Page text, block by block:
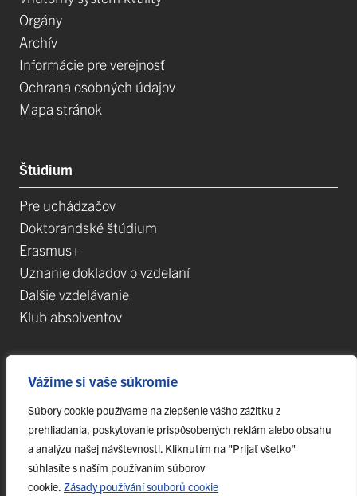
Vážime si vaše súkromie
Súbory cookie používame na zlepšenie vášho zážitku z
prehliadania, poskytovanie prispôsobených reklám alebo obsahu
a analýzu našej návštevnosti. Kliknutím na "Prijať všetko"
súhlasíte s naším používaním súborov
cookie. Zásady používání souborů cookie
Orgány
Archív
Informácie pre verejnosť
Ochrana osobných údajov
Mapa stránok
Štúdium
Pre uchádzačov
Doktorandské štúdium
Erasmus+
Uznanie dokladov o vzdelaní
Dalšie vzdelávanie
Klub absolventov
Veda
Postdoktorandské pozíce
Projekty
Špičkové tímy
TIP-UPJŠ